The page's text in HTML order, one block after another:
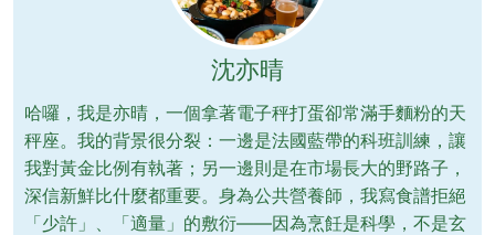
沈亦晴
哈囉，我是亦晴，一個拿著電子秤打蛋卻常滿手麵粉的天
秤座。我的背景很分裂：一邊是法國藍帶的科班訓練，讓
我對黃金比例有執著；另一邊則是在市場長大的野路子，
深信新鮮比什麼都重要。身為公共營養師，我寫食譜拒絕
「少許」、「適量」的敷衍——因為烹飪是科學，不是玄